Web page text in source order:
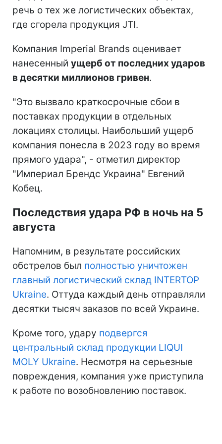
речь о тех же логистических объектах,
где сгорела продукция JTI.
Компания Imperial Brands оценивает
нанесенный ущерб от последних ударов
в десятки миллионов гривен.
"Это вызвало краткосрочные сбои в
поставках продукции в отдельных
локациях столицы. Наибольший ущерб
компания понесла в 2023 году во время
прямого удара", - отметил директор
"Империал Брендс Украина" Евгений
Кобец.
Последствия удара РФ в ночь на 5
августа
Напомним, в результате российских
обстрелов был полностью уничтожен
главный логистический склад INTERTOP
Ukraine. Оттуда каждый день отправляли
десятки тысяч заказов по всей Украине.
Кроме того, удару подвергся
центральный склад продукции LIQUI
MOLY Ukraine. Несмотря на серьезные
повреждения, компания уже приступила
к работе по возобновлению поставок.